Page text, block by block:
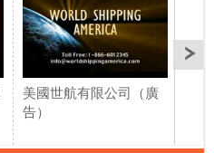
美國世航有限公司（廣
告）